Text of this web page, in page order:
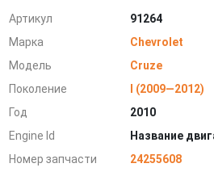
Артикул
91264
Марка
Chevrolet
Модель
Cruze
Поколение
I (2009—2012)
Год
2010
Engine Id
Название
Номер запчасти
24255608